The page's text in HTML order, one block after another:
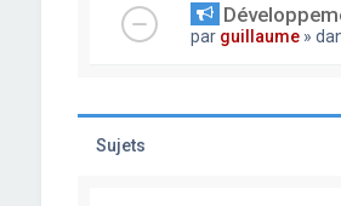
par guillaume »
Sujets